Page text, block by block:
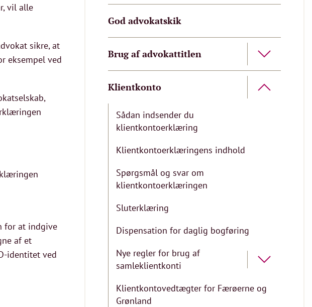
vil alle
sikre, at
eksempel ved
for at indgive
af et
identitet ved
God advokatskik
Brug af advokattitlen
Klientkonto
Sådan indsender du
klientkontoerklæring
Klientkontoerklæringens indhold
Spørgsmål og svar om
klientkontoerklæringen
Sluterklæring
Dispensation for daglig bogføring
Nye regler for brug af
samleklientkonti
Klientkontovedtægter for Færøerne og
Grønland